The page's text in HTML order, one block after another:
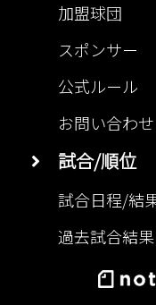
加盟球団
スポンサー
公式ルール
お問い合わせ
試合/順位
試合日程/結
過去試合結果